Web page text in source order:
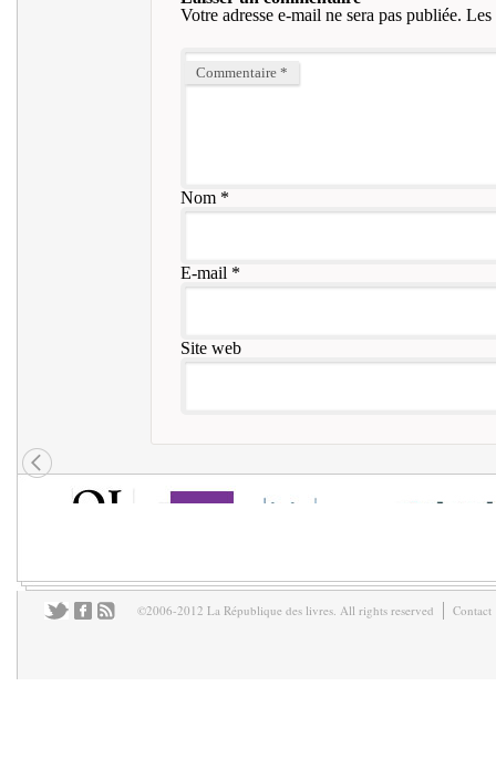
Votre adresse e-mail ne sera pas publiée. Les
Commentaire *
Nom*
E-mail *
Site web
©2006-2012 La République des livres. All rights reserved Contact